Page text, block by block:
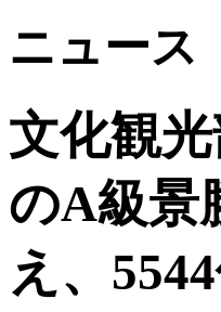
ニュース
文化観
のA級景
え、